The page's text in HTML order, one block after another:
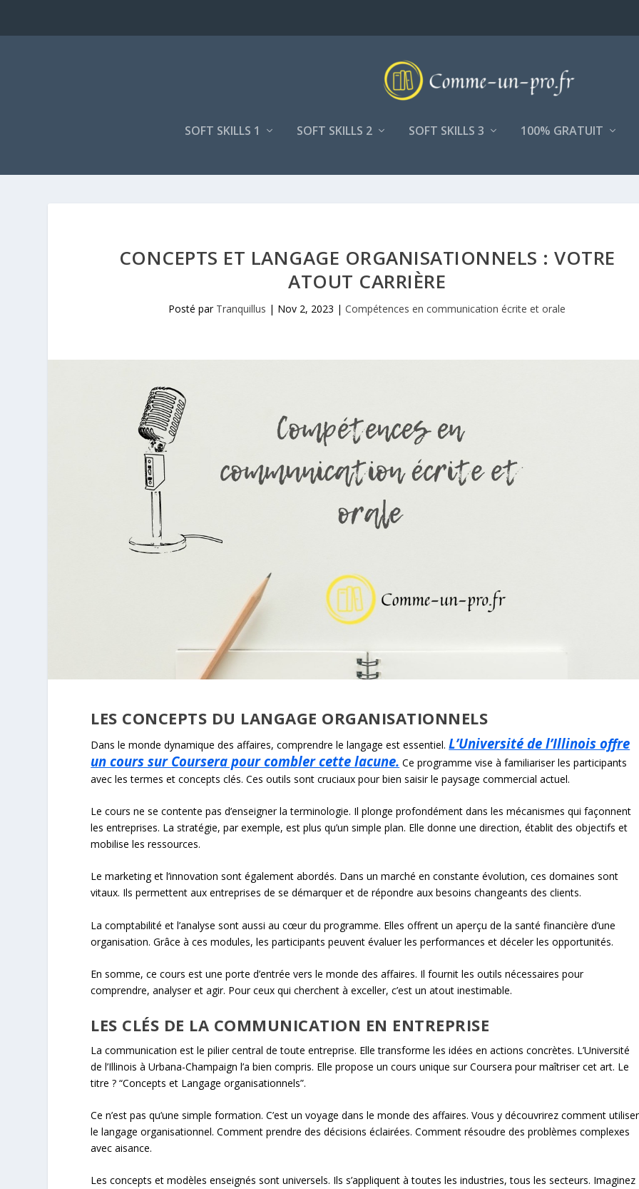
SOFT SKILLS 1 SOFT SKILLS 2 SOFT SKILLS 3 100% GRATUIT
CONCEPTS ET LANGAGE ORGANISATIONNELS : VOTRE
ATOUT CARRIÈRE
Posté par Tranquillus | Nov 2, 2023 |Compétences en communication écrite et orale
LES CONCEPTS DU LANGAGE ORGANISATIONNELS
Dans le monde dynamique des affaires, comprendre le langage est essentiel.L’Université de l’Illinois offre
un cours sur Coursera pour combler cette lacune. Ce programme vise à familiariser les participants
avec les termes et concepts clés. Ces outils sont cruciaux pour bien saisir le paysage commercial actuel.
Le cours ne se contente pas d’enseigner la terminologie. Il plonge profondément dans les mécanismes qui façonnent
les entreprises. La stratégie, par exemple, est plus qu’un simple plan. Elle donne une direction, établit des objectifs et
mobilise les ressources.
Le marketing et l’innovation sont également abordés. Dans un marché en constante évolution, ces domaines sont
vitaux. Ils permettent aux entreprises de se démarquer et de répondre aux besoins changeants des clients.
La comptabilité et l’analyse sont aussi au cœur du programme. Elles offrent un aperçu de la santé financière d’une
organisation. Grâce à ces modules, les participants peuvent évaluer les performances et déceler les opportunités.
En somme, ce cours est une porte d’entrée vers le monde des affaires. Il fournit les outils nécessaires pour
comprendre, analyser et agir. Pour ceux qui cherchent à exceller, c’est un atout inestimable.
LES CLÉS DE LA COMMUNICATION EN ENTREPRISE
La communication est le pilier central de toute entreprise. Elle transforme les idées en actions concrètes. L’Université
de l’Illinois à Urbana-Champaign l’a bien compris. Elle propose un cours unique sur Coursera pour maîtriser cet art. Le
titre ? “Concepts et Langage organisationnels”.
Ce n’est pas qu’une simple formation. C’est un voyage dans le monde des affaires. Vous y découvrirez comment utiliser
le langage organisationnel. Comment prendre des décisions éclairées. Comment résoudre des problèmes complexes
avec aisance.
Les concepts et modèles enseignés sont universels. Ils s’appliquent à toutes les industries, tous les secteurs. Imaginez